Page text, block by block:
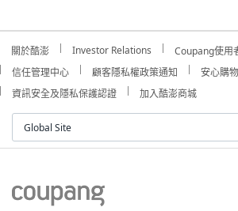
關於酷澎 Investor Relations Coupang使用
信任管理中心
顧客隱私權政策通知 安心購物
資訊安全及隱私保護認證
加入酷澎商城
Global Site